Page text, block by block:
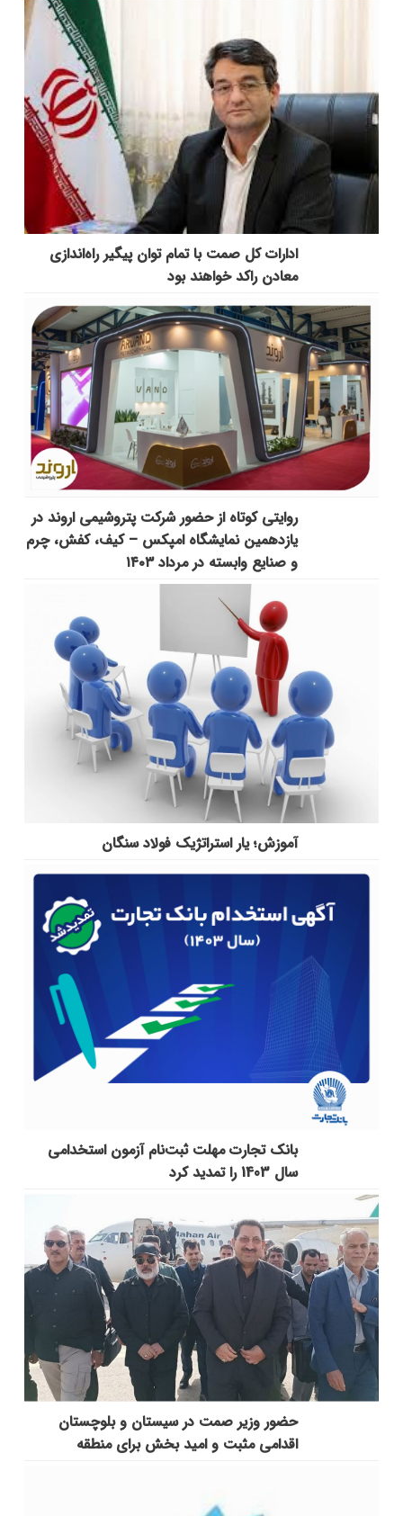
ادارات کل صمت با تمام توان پیگیر راه‌اندازی
معادن راکد خواهند بود
روایتی کوتاه از حضور شرکت پتروشیمی اروند در
یازدهمین نمایشگاه امپکس‌ – کیف، کفش، چرم
و صنایع وابسته در مرداد ۱۴۰۳
آموزش؛ یار استراتژیک فولاد سنگان
بانک تجارت مهلت ثبت‌نام آزمون استخدامی
سال 1403 را تمدید کرد
حضور وزیر صمت در سیستان و بلوچستان
اقدامی مثبت و امید بخش برای منطقه